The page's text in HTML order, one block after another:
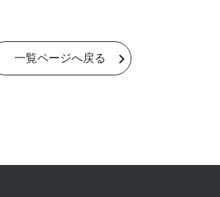
一覧ページへ戻る